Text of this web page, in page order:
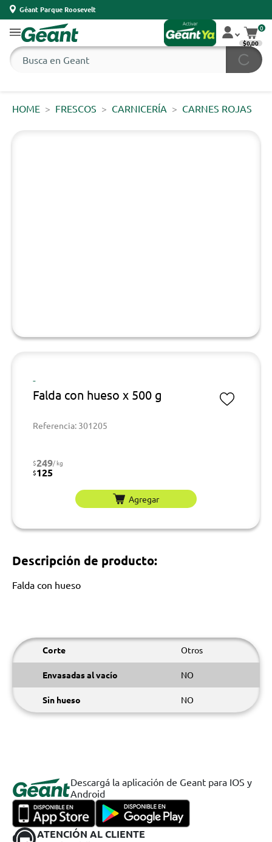
Géant Parque Roosevelt
0
$0,00
HOME FRESCOS CARNICERÍA CARNES ROJAS
-
Falda con hueso x 500 g
Referencia: 301205
$249/ kg
$125
Agregar
Descripción de producto:
Falda con hueso
Corte Otros
Envasadas al vacío NO
Sin hueso NO
Descargá la aplicación de Geant para IOS y
Android
ATENCIÓN AL CLIENTE